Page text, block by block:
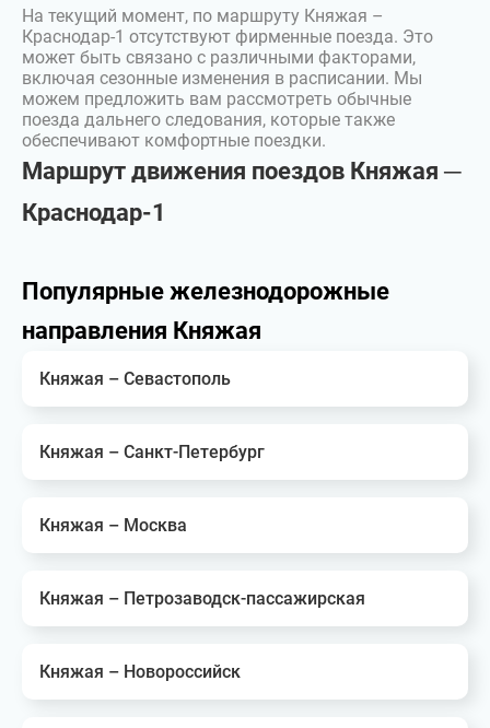
На текущий момент, по маршруту Княжая –
Краснодар-1 отсутствуют фирменные поезда. Это
может быть связано с различными факторами,
включая сезонные изменения в расписании. Мы
можем предложить вам рассмотреть обычные
поезда дальнего следования, которые также
обеспечивают комфортные поездки.
Маршрут движения поездов Княжая ─
Краснодар-1
Популярные железнодорожные
направления Княжая
Княжая – Севастополь
Княжая – Санкт-Петербург
Княжая – Москва
Княжая – Петрозаводск-пассажирская
Княжая – Новороссийск